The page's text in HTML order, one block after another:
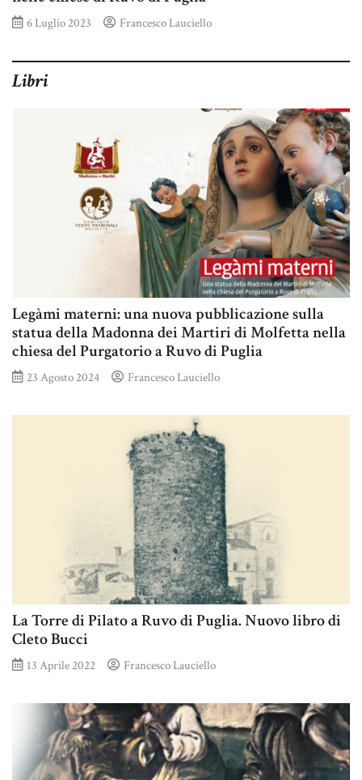
6 Luglio 2023 Francesco Lauciello
Libri
Legàmi materni: una nuova pubblicazione sulla
statua della Madonna dei Martiri di Molfetta nella
chiesa del Purgatorio a Ruvo di Puglia
23 Agosto 2024 Francesco Lauciello
La Torre di Pilato a Ruvo di Puglia. Nuovo libro di
Cleto Bucci
13 Aprile 2022 Francesco Lauciello